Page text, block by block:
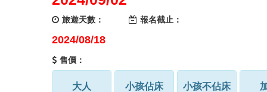
旅遊天數： 報名截止：
2024/08/18
售價：
大人 小孩佔床 小孩不佔床